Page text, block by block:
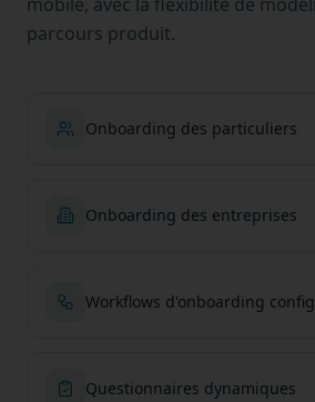
parcours produit.
Onboarding des particuliers
Onboarding des entreprises
Workflows d'onboarding
Questionnaires dynamiques